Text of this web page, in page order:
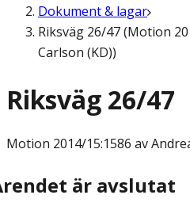
Dokument & lagar
Riksväg 26/47 (Motion
Carlson (KD))
Riksväg 26/47
Motion 2014/15:1586 av
är avslutat